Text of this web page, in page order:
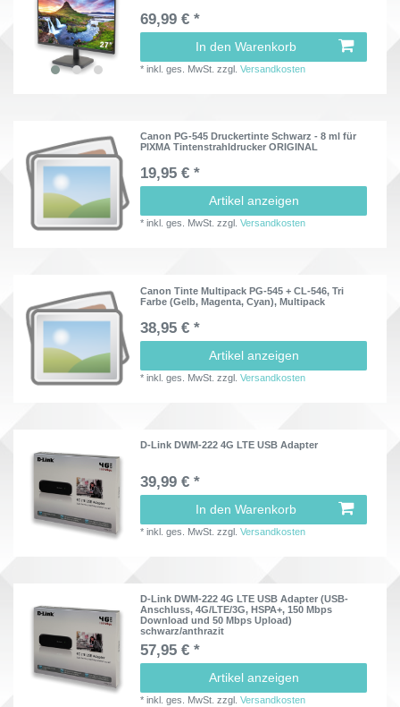
69,99 € *
In den Warenkorb
*inkl. ges. MwSt. zzgl.Versandkosten
Canon PG-545 Druckertinte Schwarz - 8 ml für
PIXMA Tintenstrahldrucker ORIGINAL
19,95 € *
Artikel anzeigen
*inkl. ges. MwSt. zzgl.Versandkosten
Canon Tinte Multipack PG-545 + CL-546, Tri
Farbe (Gelb, Magenta, Cyan), Multipack
38,95 € *
Artikel anzeigen
*inkl. ges. MwSt. zzgl.Versandkosten
D-Link DWM-222 4G LTE USB Adapter
39,99 € *
In den Warenkorb
*inkl. ges. MwSt. zzgl.Versandkosten
D-Link DWM-222 4G LTE USB Adapter (USB-
Anschluss, 4G/LTE/3G, HSPA+, 150 Mbps
Download und 50 Mbps Upload)
schwarz/anthrazit
57,95 € *
Artikel anzeigen
*inkl. ges. MwSt. zzgl.Versandkosten